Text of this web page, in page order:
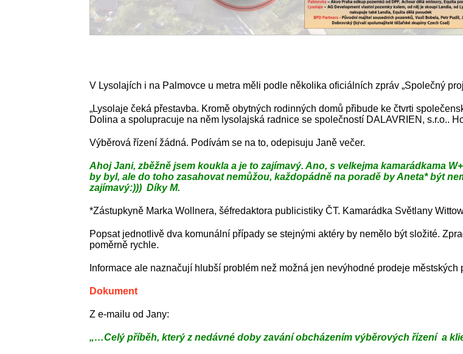
V Lysolajích i na Palmovce u metra měli podle několika oficiálních zpráv „Společný
„Lysolaje čeká přestavba. Kromě obytných rodinných domů přibude ke čtvrti
Dolina a spolupracuje na něm lysolajská radnice se společností DALAVRIEN, s.r.o..
Výběrová řízení žádná. Podívám se na to, odepisuju Janě večer.
Ahoj Jani, zběžně jsem koukla a je to zajímavý. Ano, s velkejma kamarádkama
by byl, ale do toho zasahovat nemůžou, každopádně na poradě by Aneta* být
zajímavý:))) Díky M.
*Zástupkyně Marka Wollnera, šéfredaktora publicistiky ČT. Kamarádka Světlany
Popsat jednotlivě dva komunální případy se stejnými aktéry by nemělo být složité.
poměrně rychle.
Informace ale naznačují hlubší problém než možná jen nevýhodné prodeje městských
Dokument
Z e-mailu od Jany:
„…Celý příběh, který z nedávné doby zavání obcházením výběrových řízení a